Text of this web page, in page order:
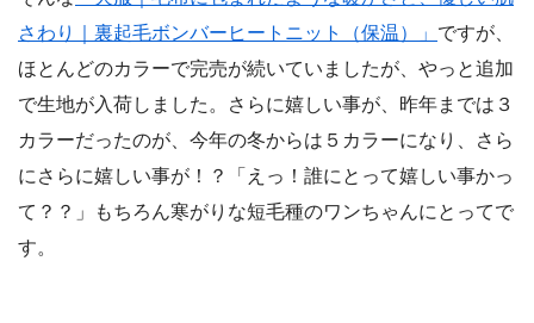
さわり｜裏起毛ボンバーヒートニット（保温）」 ですが、
ほとんどのカラーで完売が続いていましたが、やっと追加
で生地が入荷しました。さらに嬉しい事が、昨年までは３
カラーだったのが、今年の冬からは５カラーになり、さら
にさらに嬉しい事が！？「えっ！誰にとって嬉しい事かっ
て？？」もちろん寒がりな短毛種のワンちゃんにとってで
す。